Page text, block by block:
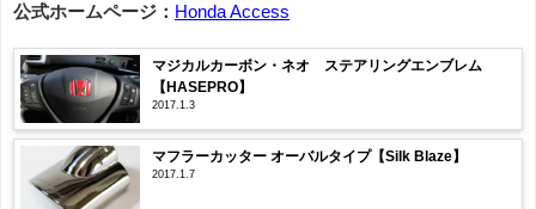
公式ホームページ： Honda Access
マジカルカーボン・ネオ ステアリングエンブレム
【HASEPRO】
2017.1.3
マフラーカッター オーバルタイプ【Silk Blaze】
2017.1.7